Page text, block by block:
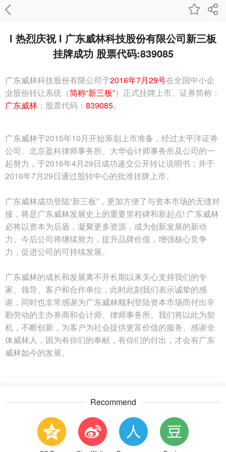
l 热烈庆祝 l 广东威林科技股份有限公司新三板
挂牌成功 股票代码:839085
广东威林科技股份有限公司于2016年7月29号在全国中小企
业股份转让系统（简称“新三板”）正式挂牌上市。证券简称：
广东威林 ；股票代码： 839085。
广东威林于2015年10月开始筹划上市准备，经过太平洋证券
公司、北京盈科律师事务所、大华会计师事务所及公司的一
起努力，于2016年4月29日成功递交公开转让说明书；并于
2016年7月29日通过股转中心的批准挂牌上市。
广东威林成功登陆“新三板”，更加方便了与资本市场的无缝对
接，将是广东威林发展史上的重要里程碑和新起点! 广东威林
必将以资本为后盾，凝聚更多资源，成为创新发展的新动
力。 今后公司将继续努力，提升品牌价值，增强核心竞争
力，促进公司的可持续发展。
广东威林的成长和发展离不开长期以来关心支持我们的专
家、领导、客户和合作单位，此时此刻我们表示诚挚的感
谢，同时也非常感谢为广东威林顺利登陆资本市场而付出辛
勤劳动的主办券商和会计师、律师事务所。我们将以此为契
机，不断创新，为客户为社会提供更富价值的服务。感谢全
体威林人，因为有你们的奉献，有你们的付出，才会有广东
威林如今的发展。
Recommend